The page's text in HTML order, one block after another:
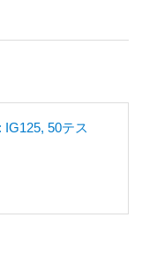
50テス